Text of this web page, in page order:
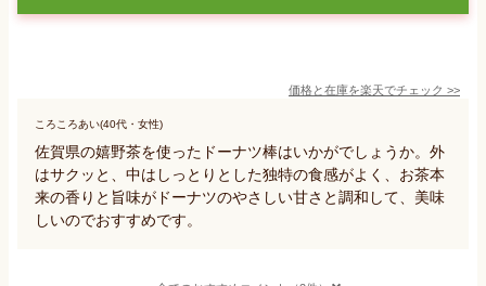
価格と在庫を楽天でチェック >>
ころころあい(40代・女性)
佐賀県の嬉野茶を使ったドーナツ棒はいかがでしょうか。外
はサクッと、中はしっとりとした独特の食感がよく、お茶本
来の香りと旨味がドーナツのやさしい甘さと調和して、美味
しいのでおすすめです。